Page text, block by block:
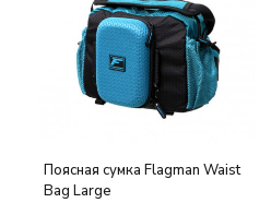
покупателей
Поясная сумка Flagman Waist
Bag Large